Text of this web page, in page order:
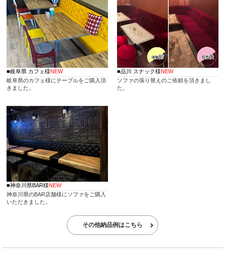
使わないときにはコンパクトに収納したい会議用テーブル。折り
たたみできる会議用テーブルをご紹介いたします。
介護椅子ってどんな椅子？
座りやすさだけではなく立ちやすさや、杖を掛けるフックなど利
用者の気持ちに寄り添った機能の数々をご紹介いたします。
雨ざらしでも大丈夫？ガーデンテーブルの特徴
基本、屋外で使用されるガーデンテーブルですが雨ざらしの状態
飲食店・レストラン用の子供椅子についてご紹介
レストランで使用される子供椅子はどのようなものか、
便利な機能やたくさんのデザインが充実しています。
おしゃれなカフェソファ
カフェにおすすめなソファはこちら。ゆっくりとした時間を過ご
すならソファー席が最適ですね。
ファミレスにおすすのソファ
利用頻度の高いおすすめソファをご紹介。
業務用パラソルの強風対策をご紹介するとともに、風に強いおす
■岐阜県 カフェ様NEW
岐阜県のカフェ様にテーブルをご購入頂
きました。
■品川 スナック様NEW
ソファの張り替えのご依頼を頂きまし
た。
■神奈川県BAR様NEW
神奈川県のBAR店舗様にソファをご購入
いただきました。
その他納品例はこちら